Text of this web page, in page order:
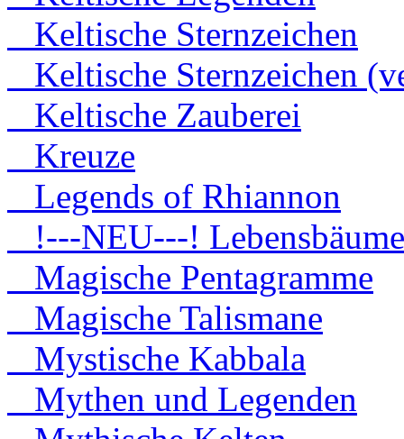
Keltische Sternzeichen
Keltische Sternzeichen
Keltische Zauberei
Kreuze
Legends of Rhiannon
!---NEU---! Lebensbäume
Magische Pentagramme
Magische Talismane
Mystische Kabbala
Mythen und Legenden